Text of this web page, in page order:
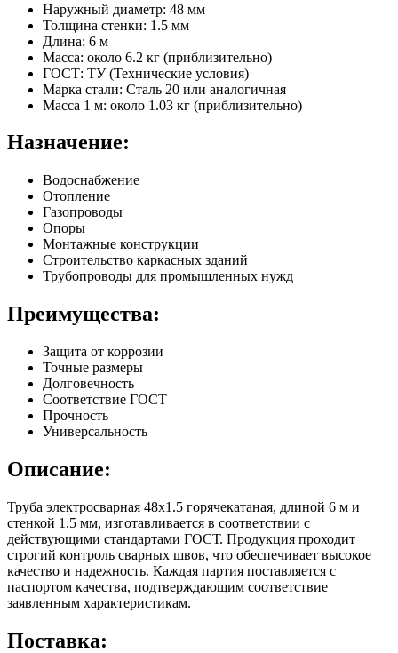
Наружный диаметр: 48 мм
Толщина стенки: 1.5 мм
Длина: 6 м
Масса: около 6.2 кг (приблизительно)
ГОСТ: ТУ (Технические условия)
Марка стали: Сталь 20 или аналогичная
Масса 1 м: около 1.03 кг (приблизительно)
Назначение:
Водоснабжение
Отопление
Газопроводы
Опоры
Монтажные конструкции
Строительство каркасных зданий
Трубопроводы для промышленных нужд
Преимущества:
Защита от коррозии
Точные размеры
Долговечность
Соответствие ГОСТ
Прочность
Универсальность
Описание:
Труба электросварная 48х1.5 горячекатаная, длиной 6 м и
стенкой 1.5 мм, изготавливается в соответствии с
действующими стандартами ГОСТ. Продукция проходит
строгий контроль сварных швов, что обеспечивает высокое
качество и надежность. Каждая партия поставляется с
паспортом качества, подтверждающим соответствие
заявленным характеристикам.
Поставка: